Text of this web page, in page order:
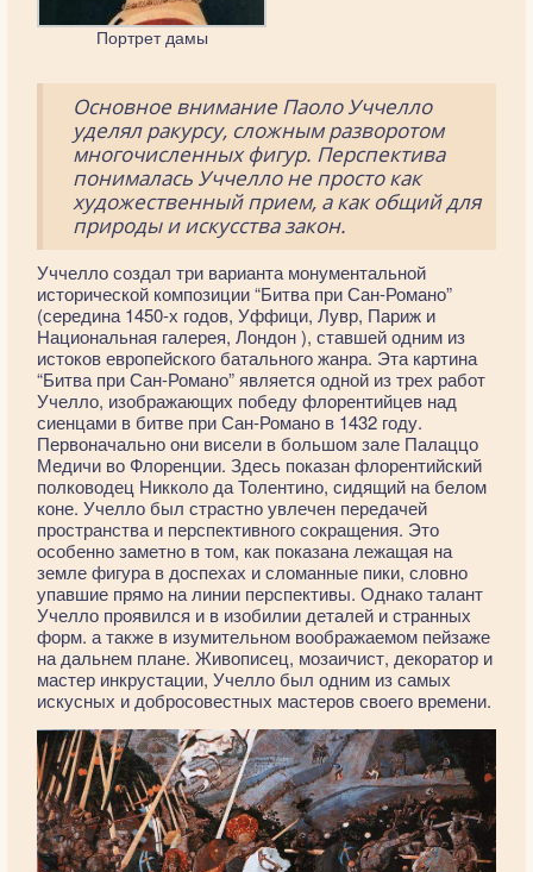
Портрет дамы
Основное внимание Паоло Уччелло
уделял ракурсу, сложным разворотом
многочисленных фигур. Перспектива
понималась Уччелло не просто как
художественный прием, а как общий для
природы и искусства закон.
Уччелло создал три варианта монументальной
исторической композиции “Битва при Сан-Романо”
(середина 1450-х годов, Уффици, Лувр, Париж и
Национальная галерея, Лондон ), ставшей одним из
истоков европейского батального жанра. Эта картина
“Битва при Сан-Романо” является одной из трех работ
Учелло, изображающих победу флорентийцев над
сиенцами в битве при Сан-Романо в 1432 году.
Первоначально они висели в большом зале Палаццо
Медичи во Флоренции. Здесь показан флорентийский
полководец Никколо да Толентино, сидящий на белом
коне. Учелло был страстно увлечен передачей
пространства и перспективного сокращения. Это
особенно заметно в том, как показана лежащая на
земле фигура в доспехах и сломанные пики, словно
упавшие прямо на линии перспективы. Однако талант
Учелло проявился и в изобилии деталей и странных
форм. а также в изумительном воображаемом пейзаже
на дальнем плане. Живописец, мозаичист, декоратор и
мастер инкрустации, Учелло был одним из самых
искусных и добросовестных мастеров своего времени.